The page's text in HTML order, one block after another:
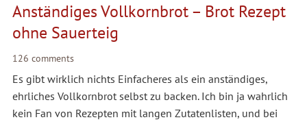
Anständiges Vollkornbrot – Brot Rezept
ohne Sauerteig
126 comments
Es gibt wirklich nichts Einfacheres als ein anständiges,
ehrliches Vollkornbrot selbst zu backen. Ich bin ja wahrlich
kein Fan von Rezepten mit langen Zutatenlisten, und bei